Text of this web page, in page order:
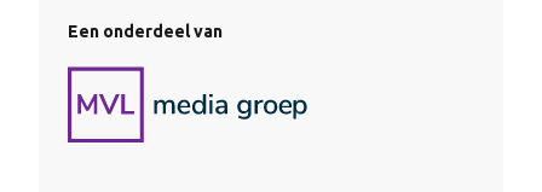
Een onderdeel van